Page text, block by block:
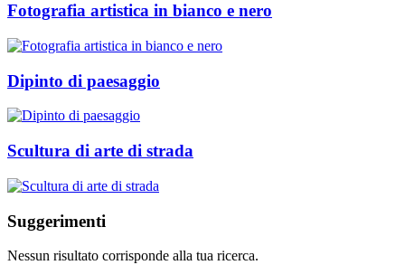
Fotografia artistica in bianco e nero
Dipinto di paesaggio
Scultura di arte di strada
Suggerimenti
Nessun risultato corrisponde alla tua ricerca.